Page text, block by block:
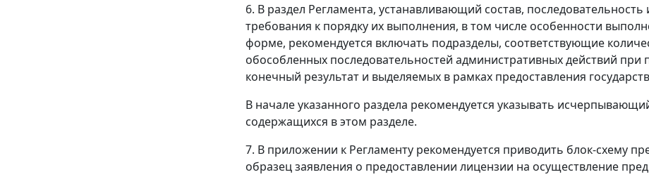
6. В раздел Регламента, устанавливающий состав,
требования к порядку их выполнения, в том числе особенности
форме, рекомендуется включать подразделы, соответствующие
обособленных последовательностей административных действий
конечный результат и выделяемых в рамках предоставления
В начале указанного раздела рекомендуется указывать
содержащихся в этом разделе.
7. В приложении к Регламенту рекомендуется приводить блок-схему
образец заявления о предоставлении лицензии на осуществление